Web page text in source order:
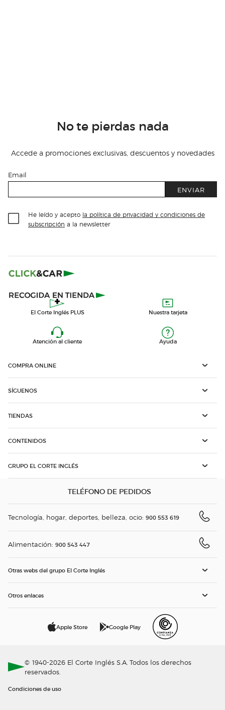
No te pierdas nada
Accede a promociones exclusivas, descuentos y novedades
Email
ENVIAR
He leído y acepto la política de privacidad y condiciones de
subscripción a la newsletter
El Corte Inglés PLUS Nuestra tarjeta
Atención al cliente Ayuda
COMPRA ONLINE
SÍGUENOS
TIENDAS
CONTENIDOS
GRUPO EL CORTE INGLÉS
TELÉFONO DE PEDIDOS
Tecnología, hogar, deportes, belleza, ocio: 900 553 619
Alimentación: 900 543 447
Otras webs del grupo El Corte Inglés
Otros enlaces
Apple Store Google Play
© 1940-2026 El Corte Inglés S.A. Todos los derechos
reservados.
Condiciones de uso